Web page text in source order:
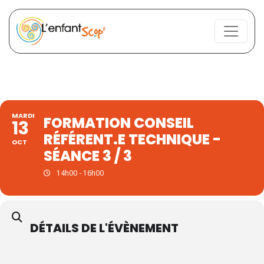
MARDI
13
OCT
FORMATION CONSEIL
RÉFÉRENT.E TECHNIQUE -
SÉANCE 3 / 3
14h00 - 16h00
DÉTAILS DE L'ÉVÈNEMENT